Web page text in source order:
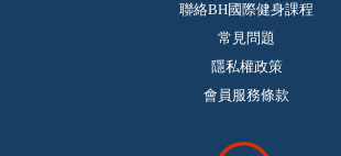
聯絡BH國際健身課程
常見問題
隱私權政策
會員服務條款